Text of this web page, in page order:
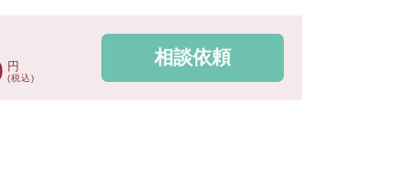
円
(税込)
相談依頼